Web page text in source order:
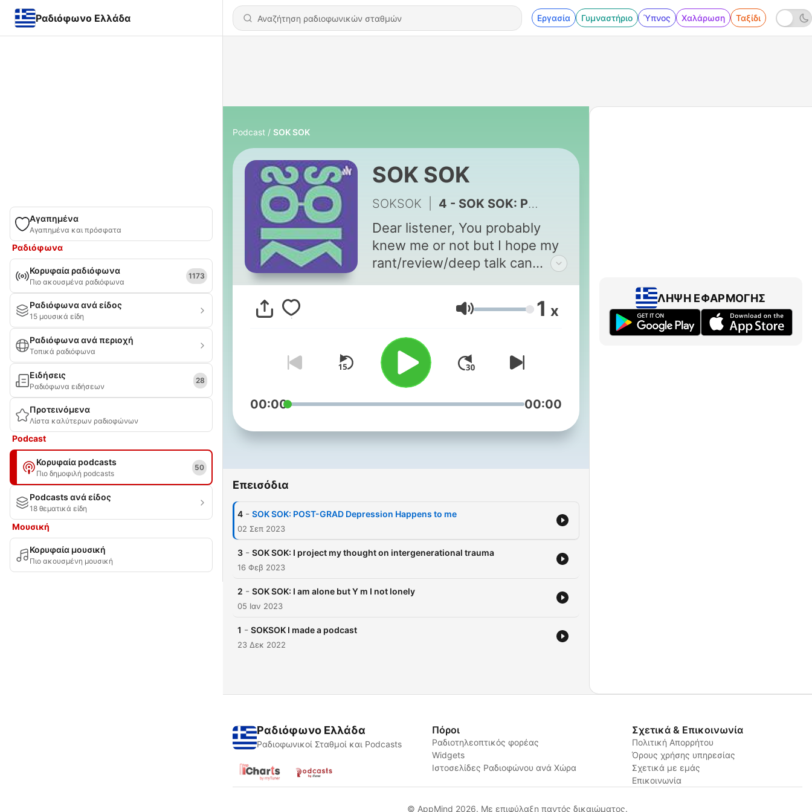
Ραδιόφωνο Ελλάδα Εργασία Γυμναστήριο Ύπνος Χαλάρωση Ταξίδι
Αγαπημένα
Αγαπημένα και πρόσφατα
Ραδιόφωνα
Κορυφαία ραδιόφωνα
Πιο ακουσμένα ραδιόφωνα
1173
Ραδιόφωνα ανά είδος
15 μουσικά είδη
Ραδιόφωνα ανά περιοχή
Τοπικά ραδιόφωνα
Ειδήσεις
Ραδιόφωνα ειδήσεων
28
Προτεινόμενα
Λίστα καλύτερων ραδιοφώνων
Podcast
Κορυφαία podcasts
Πιο δημοφιλή podcasts
50
Podcasts ανά είδος
18 θεματικά είδη
Μουσική
Κορυφαία μουσική
Πιο ακουσμένη μουσική
Podcast SOK SOK
SOK SOK
SOKSOK 4 - SOK SOK: POST-GRAD Depression Happens to me
Dear listener, You probably
knew me or not but I hope my
rant/review/deep talk can
prolly bring some សេចក្ដីសុខ
(SECHKDEY SOK aka happy
Ένταση 1 x
00:00 00:00
Επεισόδια
4 - SOK SOK: POST-GRAD Depression Happens to me
02 Σεπ 2023
3 - SOK SOK: I project my thought on intergenerational trauma
16 Φεβ 2023
2 - SOK SOK: I am alone but Y m I not lonely
05 Ιαν 2023
1 - SOKSOK I made a podcast
23 Δεκ 2022
ΛΉΨΗ ΕΦΑΡΜΟΓΉΣ
Ραδιόφωνο Ελλάδα
Ραδιοφωνικοί Σταθμοί και Podcasts
Πόροι
Ραδιοτηλεοπτικός φορέας
Widgets
Ιστοσελίδες Ραδιοφώνου ανά Χώρα
Σχετικά & Επικοινωνία
Πολιτική Απορρήτου
Όρους χρήσης υπηρεσίας
Σχετικά με εμάς
Επικοινωνία
© AppMind 2026. Με επιφύλαξη παντός δικαιώματος.